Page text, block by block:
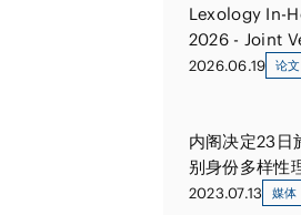
Lexology In-
2026 - Joint
2026.06.19 论文
内阁决定23日
别身份多样性
2023.07.13 媒体